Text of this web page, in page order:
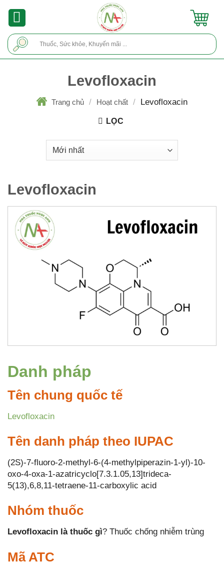
Levofloxacin
Trang chủ / Hoạt chất / Levofloxacin
LỌC
Levofloxacin
Danh pháp
Tên chung quốc tế
Levofloxacin
Tên danh pháp theo IUPAC
(2S)-7-fluoro-2-methyl-6-(4-methylpiperazin-1-yl)-10-
oxo-4-oxa-1-azatricyclo[7.3.1.05,13]trideca-
5(13),6,8,11-tetraene-11-carboxylic acid
Nhóm thuốc
Levofloxacin là thuốc gì? Thuốc chống nhiễm trùng
Mã ATC